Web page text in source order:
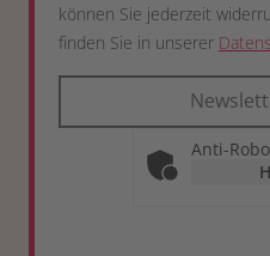
können Sie jederzeit
finden Sie in unserer
Anti-